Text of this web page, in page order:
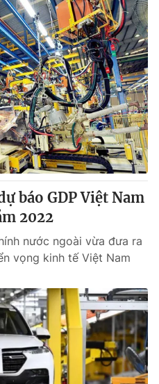
báo GDP Việt Nam
2022
nước ngoài vừa đưa ra
vọng kinh tế Việt Nam